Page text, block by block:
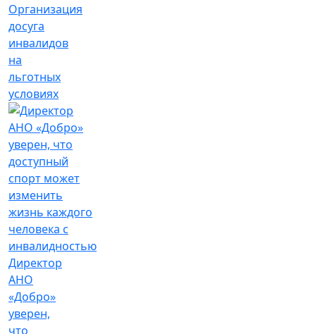
Организация
досуга
инвалидов
на
льготных
условиях
Директор
АНО
«Добро»
уверен,
что